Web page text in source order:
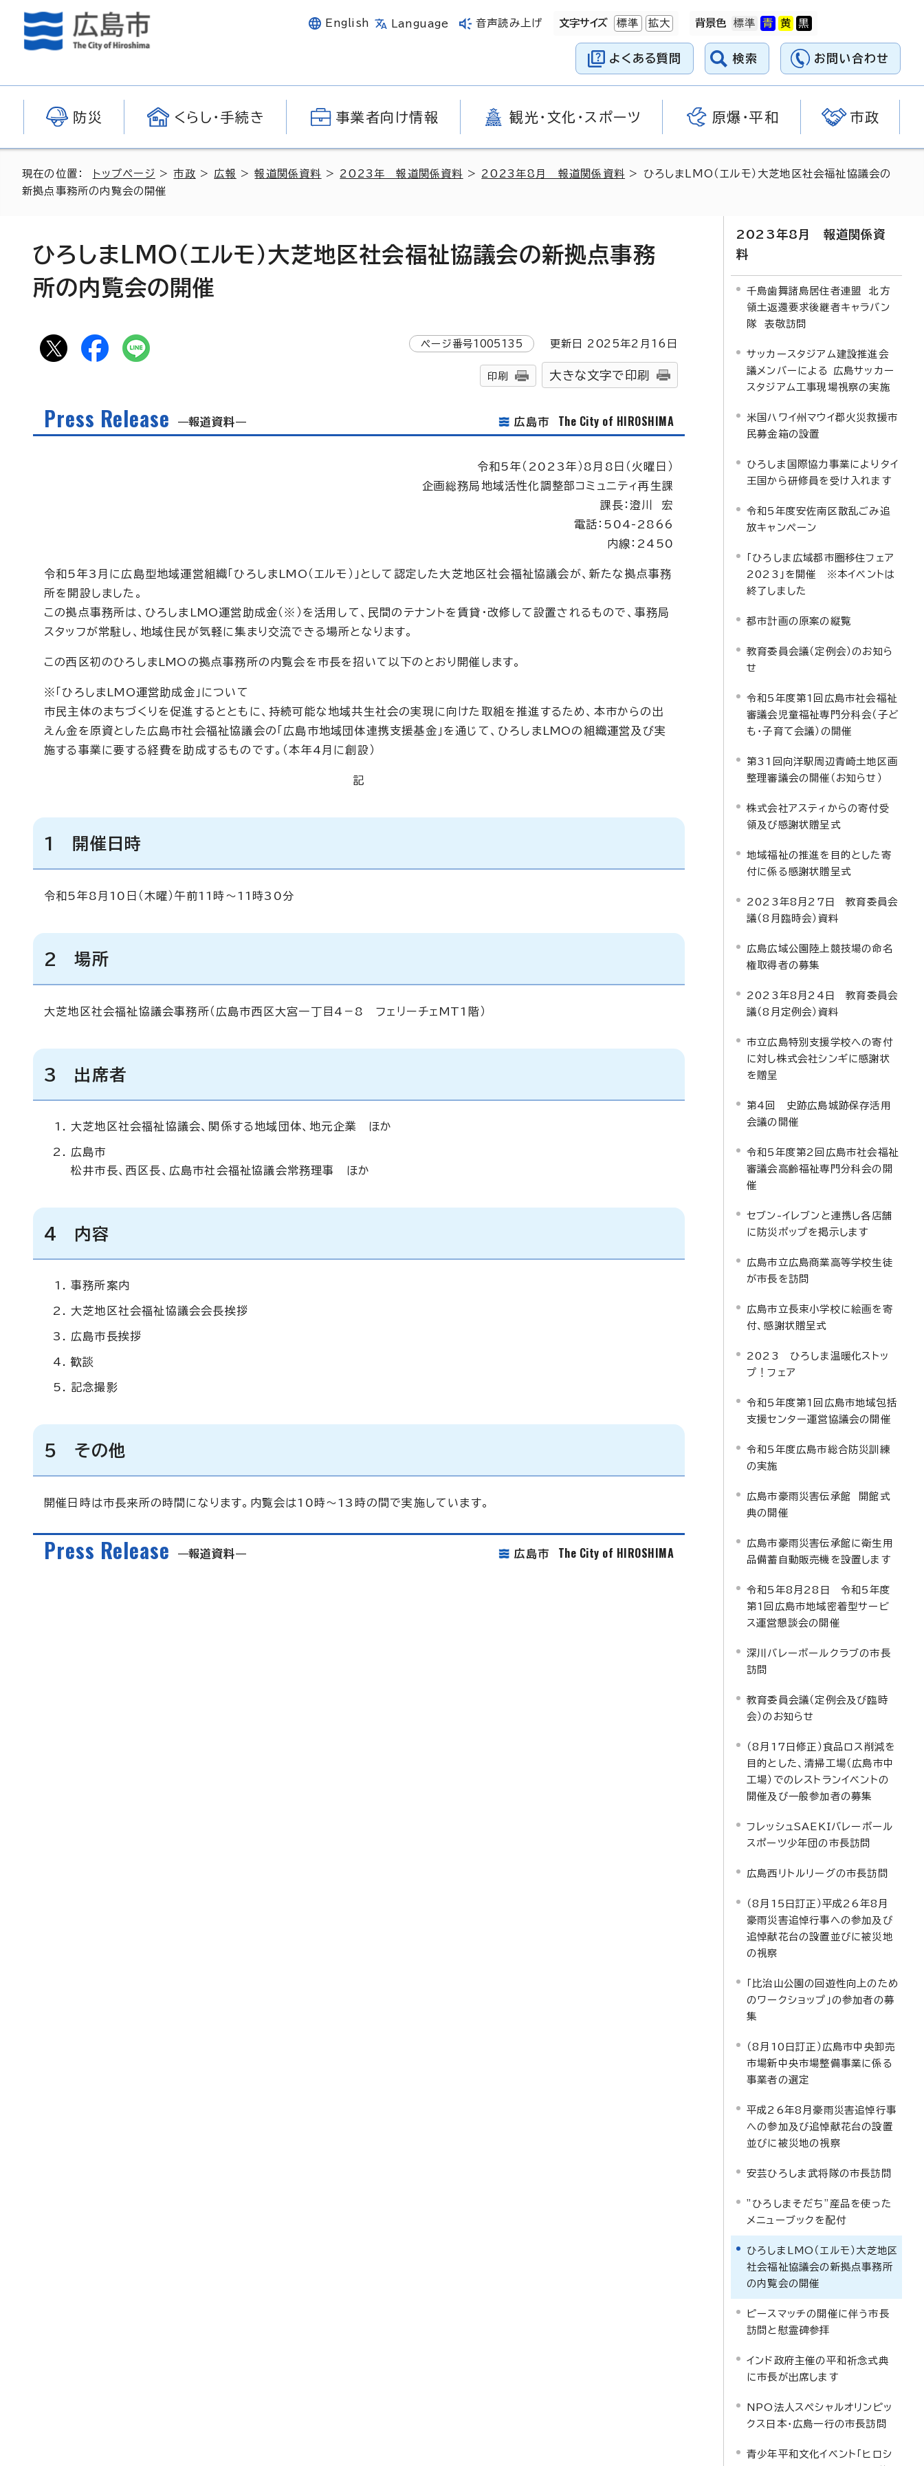
English Language 音声読み上げ 文字サイズ 標準 拡大 背景色
よくある質問 検索 お問い合わせ
防災 くらし・手続き 事業者向け情報 観光・文化・スポーツ 原爆・平和 市政
現在の位置： トップページ >市政 > 広報 >報道関係資料 > 2023年 報道関係資料 > 2023年8月 報道関係資料 > ひろしまLMO（エルモ）大芝地区社会福祉協議会の
新拠点事務所の内覧会の開催
ひろしまLMO（エルモ）大芝地区社会福祉協議会の新拠点事務
所の内覧会の開催
ページ番号1005135 更新日 2025年2月 16 日
印刷 大きな文字で印刷
Press Release 報道資料 広島市 The City of HIROSHIMA
令和5年（2023年）8月8日（火曜日）
企画総務局地域活性化調整部コミュニティ再生課
課長：澄川 宏
電話：504-2866
内線：2450
令和5年3月に広島型地域運営組織「ひろしまLMO（エルモ）」として認定した大芝地区社会福祉協議会が、新たな拠点事務
所を開設しました。
この拠点事務所は、ひろしまLMO運営助成金（※）を活用して、民間のテナントを賃貸・改修して設置されるもので、事務局
スタッフが常駐し、地域住民が気軽に集まり交流できる場所となります。
この西区初のひろしまLMOの拠点事務所の内覧会を市長を招いて以下のとおり開催します。
※「ひろしまLMO運営助成金」について
市民主体のまちづくりを促進するとともに、持続可能な地域共生社会の実現に向けた取組を推進するため、本市からの出
えん金を原資とした広島市社会福祉協議会の「広島市地域団体連携支援基金」を通じて、ひろしまLMOの組織運営及び実
施する事業に要する経費を助成するものです。（本年4月に創設）
記
1 開催日時
令和5年8月10日（木曜）午前11時～11時30分
2 場所
大芝地区社会福祉協議会事務所（広島市西区大宮一丁目4－8 フェリーチェMT1階）
3 出席者
大芝地区社会福祉協議会、関係する地域団体、地元企業 ほか
広島市
松井市長、西区長、広島市社会福祉協議会常務理事 ほか
4 内容
事務所案内
大芝地区社会福祉協議会会長挨拶
広島市長挨拶
歓談
記念撮影
5 その他
開催日時は市長来所の時間になります。内覧会は10時～13時の間で実施しています。
Press Release 報道資料 広島市 The City of HIROSHIMA
2023年8月 報道関係資
料
千島歯舞諸島居住者連盟 北方
領土返還要求後継者キャラバン
隊 表敬訪問
サッカースタジアム建設推進会
議メンバーによる 広島サッカー
スタジアム工事現場視察の実施
米国ハワイ州マウイ郡火災救援市
民募金箱の設置
ひろしま国際協力事業によりタイ
王国から研修員を受け入れます
令和5年度安佐南区散乱ごみ追
放キャンペーン
「ひろしま広域都市圏移住フェア
2023」を開催 ※本イベントは
終了しました
都市計画の原案の縦覧
教育委員会議（定例会）のお知ら
せ
令和5年度第1回広島市社会福祉
審議会児童福祉専門分科会（子ど
も・子育て会議）の開催
第31回向洋駅周辺青崎土地区画
整理審議会の開催（お知らせ）
株式会社アスティからの寄付受
領及び感謝状贈呈式
地域福祉の推進を目的とした寄
付に係る感謝状贈呈式
2023年8月27日 教育委員会
議（8月臨時会）資料
広島広域公園陸上競技場の命名
権取得者の募集
2023年8月24日 教育委員会
議（8月定例会）資料
市立広島特別支援学校への寄付
に対し株式会社シンギに感謝状
を贈呈
第4回 史跡広島城跡保存活用
会議の開催
令和5年度第2回広島市社会福祉
審議会高齢福祉専門分科会の開
催
セブン-イレブンと連携し各店舗
に防災ポップを掲示します
広島市立広島商業高等学校生徒
が市長を訪問
広島市立長束小学校に絵画を寄
付、感謝状贈呈式
2023 ひろしま温暖化ストッ
プ！フェア
令和5年度第1回広島市地域包括
支援センター運営協議会の開催
令和5年度広島市総合防災訓練
の実施
広島市豪雨災害伝承館 開館式
典の開催
広島市豪雨災害伝承館に衛生用
品備蓄自動販売機を設置します
令和5年8月28日 令和5年度
第1回広島市地域密着型サービ
ス運営懇談会の開催
深川バレーボールクラブの市長
訪問
教育委員会議（定例会及び臨時
会）のお知らせ
（8月17日修正）食品ロス削減を
目的とした、清掃工場（広島市中
工場）でのレストランイベントの
開催及び一般参加者の募集
フレッシュSAEKIバレーボール
スポーツ少年団の市長訪問
広島西リトルリーグの市長訪問
（8月15日訂正）平成26年8月
豪雨災害追悼行事への参加及び
追悼献花台の設置並びに被災地
の視察
「比治山公園の回遊性向上のため
のワークショップ」の参加者の募
集
（8月10日訂正）広島市中央卸売
市場新中央市場整備事業に係る
事業者の選定
平成26年8月豪雨災害追悼行事
への参加及び追悼献花台の設置
並びに被災地の視察
安芸ひろしま武将隊の市長訪問
”ひろしまそだち”産品を使った
メニューブックを配付
ひろしまLMO（エルモ）大芝地区
社会福祉協議会の新拠点事務所
の内覧会の開催
ピースマッチの開催に伴う市長
訪問と慰霊碑参拝
インド政府主催の平和祈念式典
に市長が出席します
NPO法人スペシャルオリンピッ
クス日本・広島一行の市長訪問
青少年平和文化イベント「ヒロシ